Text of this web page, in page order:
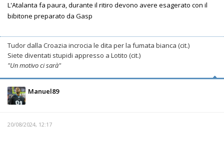
L'Atalanta fa paura, durante il ritiro devono avere esagerato con il
bibitone preparato da Gasp
Tudor dalla Croazia incrocia le dita per la fumata bianca (cit.)
Siete diventati stupidi appresso a Lotito (cit.)
"Un motivo ci sarà"
Manuel89
20/08/2024, 12:17